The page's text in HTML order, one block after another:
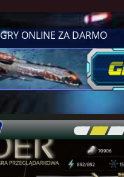
GRY ONLINE ZA DARMO
[\ \\ \\